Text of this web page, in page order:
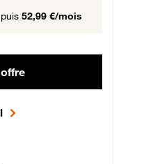
52,99 €/mois